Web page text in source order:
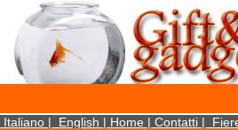
We use cookies on this website. By using this
statistical data does not identify any personal
Close
Italiano | English | Home | Contatti |